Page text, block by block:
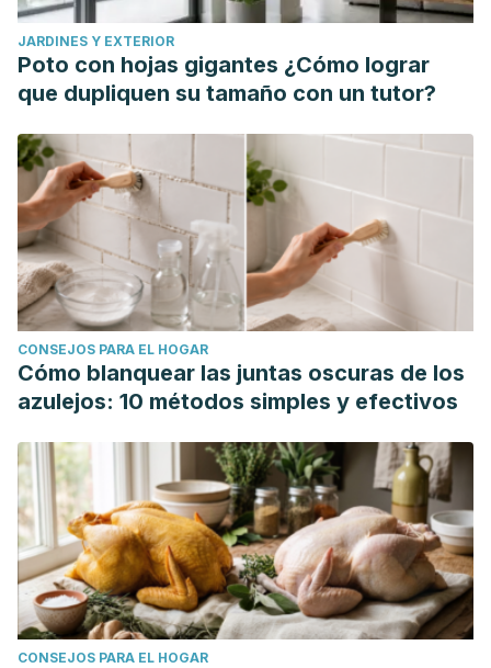
JARDINES Y EXTERIOR
Poto con hojas gigantes ¿Cómo lograr
que dupliquen su tamaño con un tutor?
CONSEJOS PARA EL HOGAR
Cómo blanquear las juntas oscuras de los
azulejos: 10 métodos simples y efectivos
CONSEJOS PARA EL HOGAR